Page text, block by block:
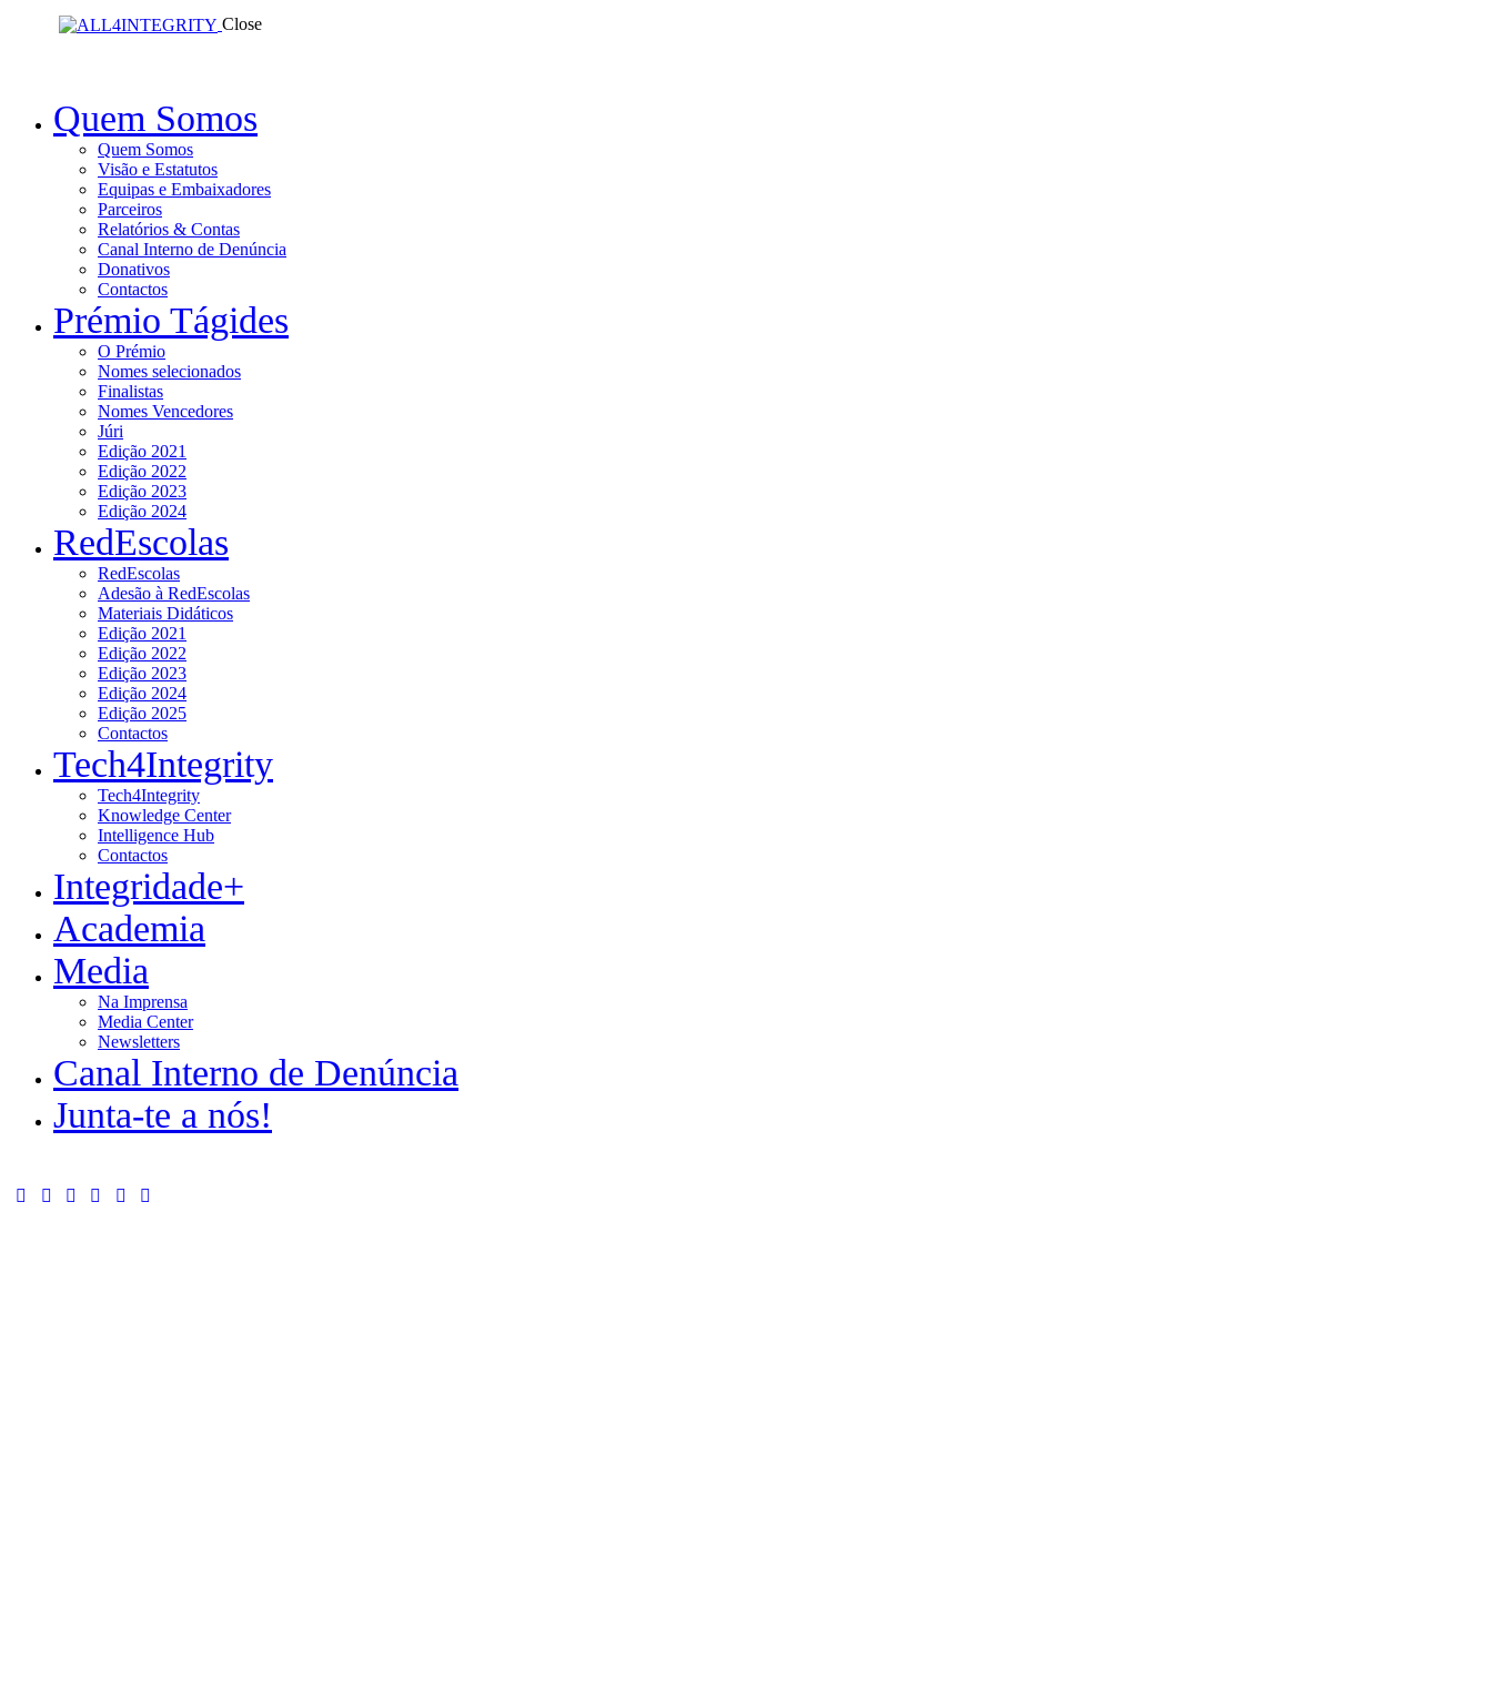
Close
Quem Somos
Quem Somos
Visão e Estatutos
Equipas e Embaixadores
Parceiros
Relatórios & Contas
Canal Interno de Denúncia
Donativos
Contactos
Prémio Tágides
O Prémio
Nomes selecionados
Finalistas
Nomes Vencedores
Júri
Edição 2021
Edição 2022
Edição 2023
Edição 2024
RedEscolas
RedEscolas
Adesão à RedEscolas
Materiais Didáticos
Edição 2021
Edição 2022
Edição 2023
Edição 2024
Edição 2025
Contactos
Tech4Integrity
Tech4Integrity
Knowledge Center
Intelligence Hub
Contactos
Integridade+
Academia
Media
Na Imprensa
Media Center
Newsletters
Canal Interno de Denúncia
Junta-te a nós!